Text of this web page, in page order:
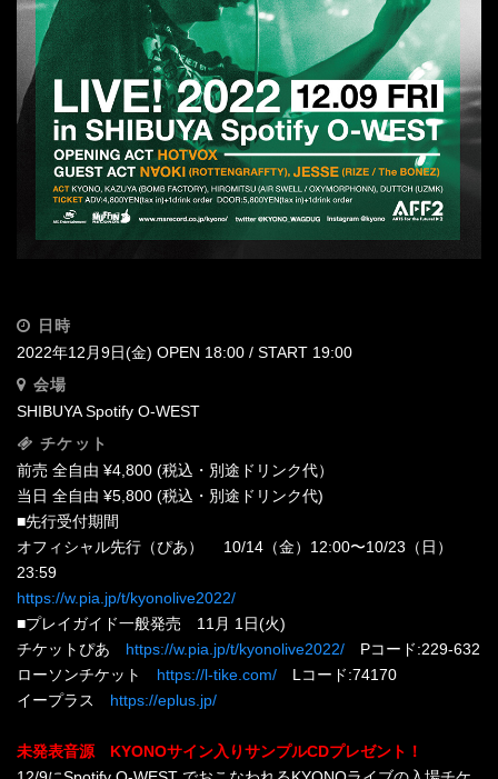
日時
2022年12⽉9⽇(金) OPEN 18:00 / START 19:00
会場
SHIBUYA Spotify O-WEST‬
チケット
前売 全自由 ¥4,800 (税込・別途ドリンク代）
当日 全自由 ¥5,800 (税込・別途ドリンク代)
■先⾏受付期間
オフィシャル先行（ぴあ） 10/14（金）12:00〜10/23（日）
23:59
https://w.pia.jp/t/kyonolive2022/
■プレイガイド⼀般発売 11⽉ 1⽇(火)
チケットぴあ https://w.pia.jp/t/kyonolive2022/ Pコード:229-632
ローソンチケット https://l-tike.com/ Lコード:74170
イープラス https://eplus.jp/
未発表音源 KYONOサイン入りサンプルCDプレゼント！